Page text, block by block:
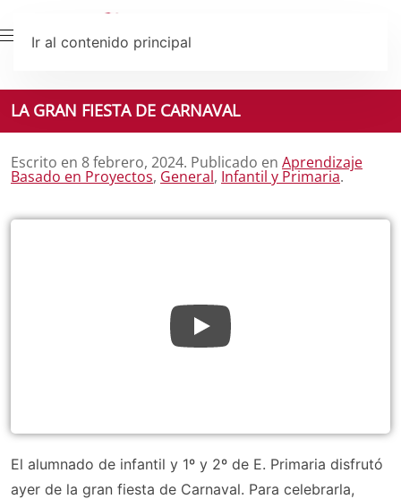
Ir al contenido principal
LA GRAN FIESTA DE CARNAVAL
Escrito en 8 febrero, 2024. Publicado en Aprendizaje
Basado en Proyectos, General, Infantil y Primaria.
El alumnado de infantil y 1º y 2º de E. Primaria disfrutó
ayer de la gran fiesta de Carnaval. Para celebrarla,